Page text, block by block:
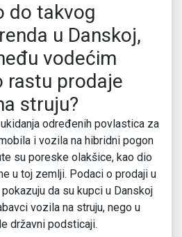
do takvog
u Danskoj,
vodećim
rastu prodaje
struju?
određenih povlastica za
i vozila na hibridni pogon
su poreske olakšice, kao dio
u toj zemlji. Podaci o prodaji u
da su kupci u Danskoj
vozila na struju, nego u
državni podsticaji.